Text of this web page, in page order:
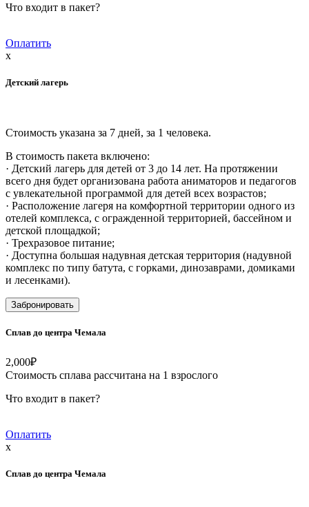
Что входит в пакет?
Оплатить
x
Детский лагерь
Стоимость указана за 7 дней, за 1 человека.
В стоимость пакета включено:
· Детский лагерь для детей от 3 до 14 лет. На протяжении
всего дня будет организована работа аниматоров и педагогов
с увлекательной программой для детей всех возрастов;
· Расположение лагеря на комфортной территории одного из
отелей комплекса, с огражденной территорией, бассейном и
детской площадкой;
· Трехразовое питание;
· Доступна большая надувная детская территория (надувной
комплекс по типу батута, с горками, динозаврами, домиками
и лесенками).
Забронировать
Сплав до центра Чемала
2,000₽
Стоимость сплава рассчитана на 1 взрослого
Что входит в пакет?
Оплатить
x
Сплав до центра Чемала